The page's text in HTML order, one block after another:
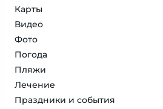
Карты
Видео
Фото
Погода
Пляжи
Лечение
Праздники и события